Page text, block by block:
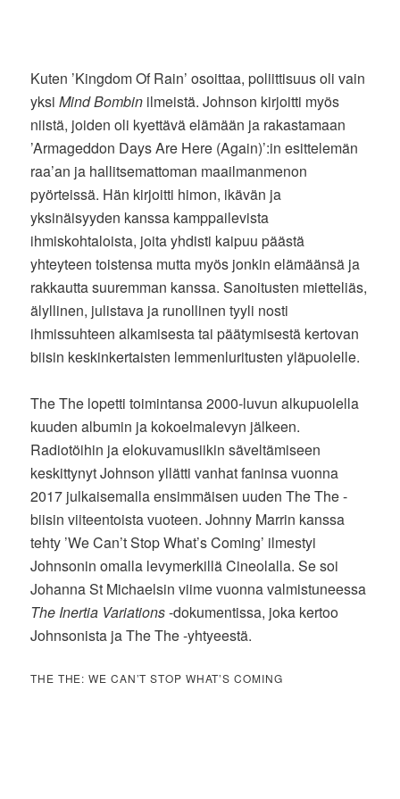
Kuten ’Kingdom Of Rain’ osoittaa, poliittisuus oli vain
yksiMind Bombin ilmeistä. Johnson kirjoitti myös
niistä, joiden oli kyettävä elämään ja rakastamaan
’Armageddon Days Are Here (Again)’:in esittelemän
raa’an ja hallitsemattoman maailmanmenon
pyörteissä. Hän kirjoitti himon, ikävän ja
yksinäisyyden kanssa kamppailevista
ihmiskohtaloista, joita yhdisti kaipuu päästä
yhteyteen toistensa mutta myös jonkin elämäänsä ja
rakkautta suuremman kanssa. Sanoitusten mietteliäs,
älyllinen, julistava ja runollinen tyyli nosti
ihmissuhteen alkamisesta tai päätymisestä kertovan
biisin keskinkertaisten lemmenluritusten yläpuolelle.
The The lopetti toimintansa 2000-luvun alkupuolella
kuuden albumin ja kokoelmalevyn jälkeen.
Radiotöihin ja elokuvamusiikin säveltämiseen
keskittynyt Johnson yllätti vanhat faninsa vuonna
2017 julkaisemalla ensimmäisen uuden The The -
biisin viiteentoista vuoteen. Johnny Marrin kanssa
tehty ’We Can’t Stop What’s Coming’ ilmestyi
Johnsonin omalla levymerkillä Cineolalla. Se soi
Johanna St Michaelsin viime vuonna valmistuneessa
The Inertia Variations-dokumentissa, joka kertoo
Johnsonista ja The The -yhtyeestä.
THE THE: WE CAN’T STOP WHAT’S COMING